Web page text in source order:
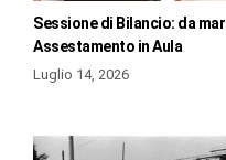
Sessione di Bilancio: da
Assestamento in Aula
Luglio 14, 2026